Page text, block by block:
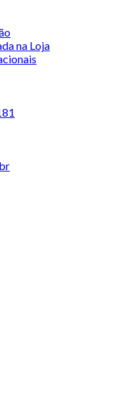
na Loja